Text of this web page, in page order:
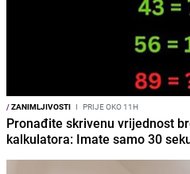
/ZANIMLJIVOSTI I PRIJE OKO 11H
Pronađite skrivenu vrijednost
kalkulatora: Imate samo 30